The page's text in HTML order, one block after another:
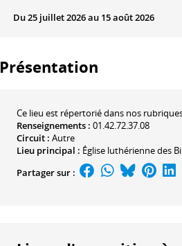
Du 25 juillet 2026 au 15 août 2026
Présentation
Ce lieu est répertorié dans nos
Renseignements : 01.42.72.37.08
Circuit : Autre
Lieu principal : Église luthérienne des
Partager sur :